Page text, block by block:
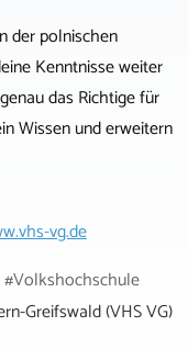
der polnischen
Kenntnisse weiter
das Richtige für
Wissen und erweitern
vg.de
#Volkshochschule
Greifswald (VHS VG)